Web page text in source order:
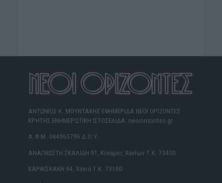
ΑΝΤΩΝΙΟΣ Κ. ΜΟΥΝΤΑΚΗΣ ΕΦΗΜΕΡΙΔΑ ΝΕΟΙ ΟΡΙΖΟΝΤΕΣ
ΚΡΗΤΗΣ ΕΝΗΜΕΡΩΤΙΚΗ ΙΣΤΟΣΕΛΙΔΑ: neoiorizontes.gr
Α.Φ.Μ. 044965796 Δ.Ο.Υ.
ΑΝΑΓΝΩΣΤΗ ΣΚΑΛΙΔΗ 91, Κίσαμος Χανίων Τ.Κ. 73400
ΚΑΡΑΪΣΚΑΚΗ 94, Χανιά Τ.Κ. 73100